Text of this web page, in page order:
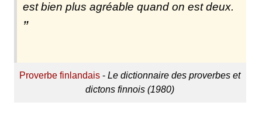
est bien plus agréable quand on est deux.
Proverbe finlandais -Le dictionnaire des proverbes et
dictons finnois (1980)